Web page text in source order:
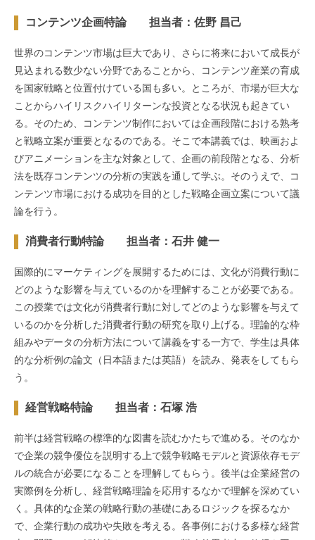
コンテンツ企画特論 担当者：佐野 昌己
世界のコンテンツ市場は巨大であり、さらに将来において成長が
見込まれる数少ない分野であることから、コンテンツ産業の育成
を国家戦略と位置付けている国も多い。ところが、市場が巨大な
ことからハイリスクハイリターンな投資となる状況も起きてい
る。そのため、コンテンツ制作においては企画段階における熟考
と戦略立案が重要となるのである。そこで本講義では、映画およ
びアニメーションを主な対象として、企画の前段階となる、分析
法を既存コンテンツの分析の実践を通して学ぶ。そのうえで、コ
ンテンツ市場における成功を目的とした戦略企画立案について議
論を行う。
消費者行動特論 担当者：石井 健一
国際的にマーケティングを展開するためには、文化が消費行動に
どのような影響を与えているのかを理解することが必要である。
この授業では文化が消費者行動に対してどのような影響を与えて
いるのかを分析した消費者行動の研究を取り上げる。理論的な枠
組みやデータの分析方法について講義をする一方で、学生は具体
的な分析例の論文（日本語または英語）を読み、発表をしてもら
う。
経営戦略特論 担当者：石塚 浩
前半は経営戦略の標準的な図書を読むかたちで進める。そのなか
で企業の競争優位を説明する上で競争戦略モデルと資源依存モデ
ルの統合が必要になることを理解してもらう。後半は企業経営の
実際例を分析し、経営戦略理論を応用するなかで理解を深めてい
く。具体的な企業の戦略行動の基礎にあるロジックを探るなか
で、企業行動の成功や失敗を考える。各事例における多様な経営